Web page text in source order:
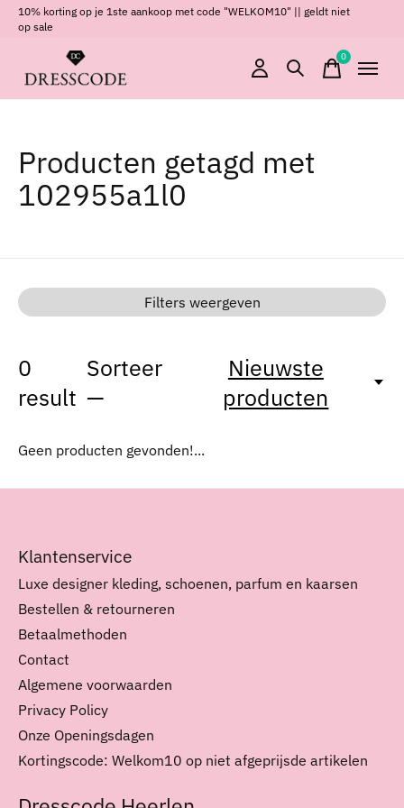
10% korting op je 1ste aankoop met code "WELKOM10" || geldt niet
op sale
0items
Producten getagd met
102955a1l0
Filters weergeven
0
result
Sorteer
—
Nieuwste
producten
Geen producten gevonden!...
Klantenservice
Luxe designer kleding, schoenen, parfum en kaarsen
Bestellen & retourneren
Betaalmethoden
Contact
Algemene voorwaarden
Privacy Policy
Onze Openingsdagen
Kortingscode: Welkom10 op niet afgeprijsde artikelen